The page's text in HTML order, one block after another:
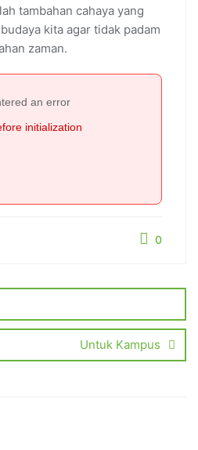
tambahan cahaya yang
kita agar tidak padam
zaman.
an error
initialization
0
Untuk Kampus